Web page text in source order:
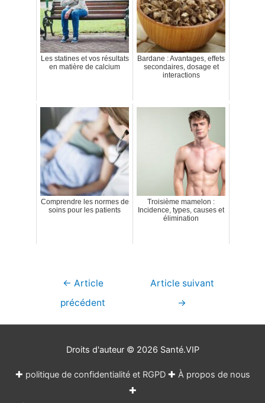
Les statines et vos résultats
en matière de calcium
Bardane : Avantages, effets
secondaires, dosage et
interactions
Comprendre les normes de
soins pour les patients
Troisième mamelon :
Incidence, types, causes et
élimination
Navigation
← Article
précédent
Article suivant
→
Droits d'auteur © 2026 Santé.VIP
✚ politique de confidentialité et RGPD✚ À propos de nous
✚